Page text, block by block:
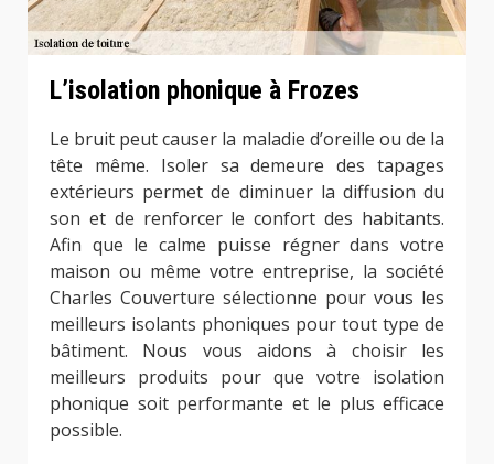
L’isolation phonique à Frozes
Le bruit peut causer la maladie d’oreille ou de la
tête même. Isoler sa demeure des tapages
extérieurs permet de diminuer la diffusion du
son et de renforcer le confort des habitants.
Afin que le calme puisse régner dans votre
maison ou même votre entreprise, la société
Charles Couverture sélectionne pour vous les
meilleurs isolants phoniques pour tout type de
bâtiment. Nous vous aidons à choisir les
meilleurs produits pour que votre isolation
phonique soit performante et le plus efficace
possible.